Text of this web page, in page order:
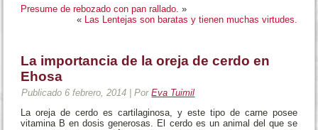
Presume de rebozado con pan rallado. »
« Las Lentejas son baratas y tienen muchas virtudes.
La importancia de la oreja de cerdo en
Ehosa
Publicado 6 febrero, 2014 |Por Eva Tuimil
La oreja de cerdo es cartilaginosa, y este tipo de carne posee
vitamina B en dosis generosas. El cerdo es un animal del que se